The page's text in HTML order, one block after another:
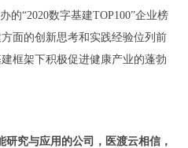
的“2020数字基建TOP100”企业榜
面的创新思考和实践经验位列前
框架下积极促进健康产业的蓬勃
研究与应用 的公司，医渡云相信，